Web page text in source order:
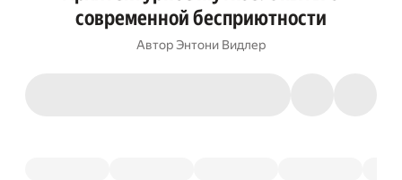
современной бесприютности
АвторЭнтони Видлер